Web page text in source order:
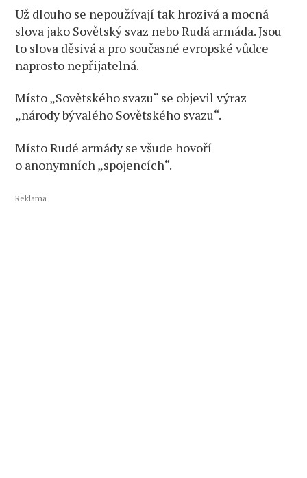
Už dlouho se nepoužívají tak hrozivá a mocná
slova jako Sovětský svaz nebo Rudá armáda. Jsou
to slova děsivá a pro současné evropské vůdce
naprosto nepřijatelná.
Místo „Sovětského svazu“ se objevil výraz
„národy bývalého Sovětského svazu“.
Místo Rudé armády se všude hovoří
o anonymních „spojencích“.
Reklama